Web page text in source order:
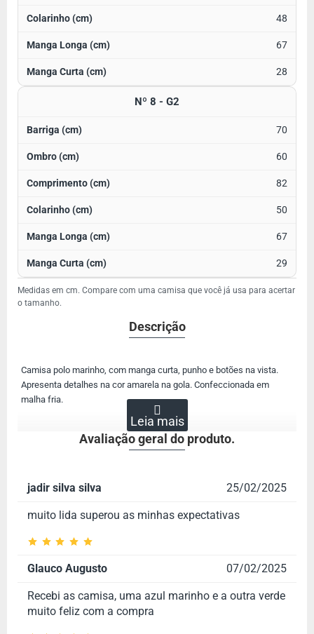
48
67
28
Nº 8 - G2
70
60
82
50
67
29
Medidas em cm. Compare com uma camisa que você já usa para acertar
o tamanho.
Descrição
Camisa polo marinho, com manga curta, punho e botões na vista.
Apresenta detalhes na coramarela na gola. Confeccionada em
malha fria.
Avaliação geral do produto.
jadir silva silva 25/02/2025
muito lida superou as minhas expectativas
Glauco Augusto 07/02/2025
Recebi as camisa, uma azul marinho e a outra verde
muito feliz com a compra